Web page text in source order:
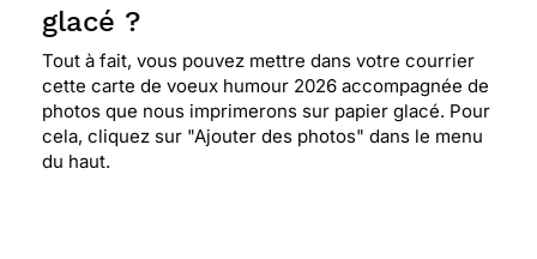
glacé ?
Tout à fait, vous pouvez mettre dans votre courrier
cette carte de voeux humour 2026 accompagnée de
photos que nous imprimerons sur papier glacé. Pour
cela, cliquez sur "Ajouter des photos" dans le menu
du haut.